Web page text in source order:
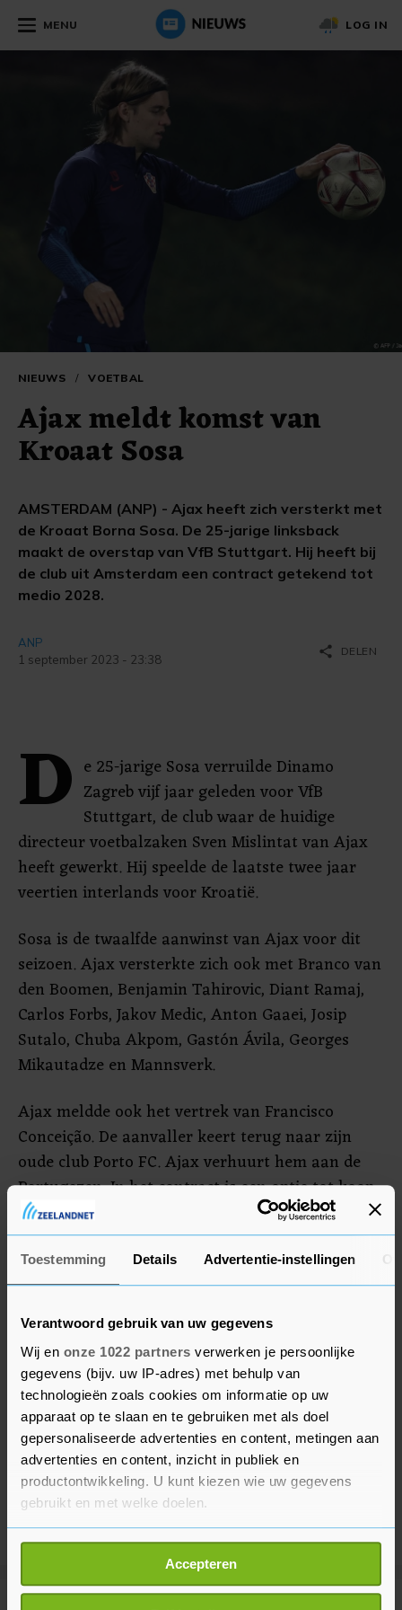
Toestemming Details Advertentie-instellingen
Verantwoord gebruik van uw gegevens
Wij en onze 1022 partners verwerken je persoonlijke
gegevens (bijv. uw IP-adres) met behulp van
technologieën zoals cookies om informatie op uw
apparaat op te slaan en te gebruiken met als doel
gepersonaliseerde advertenties en content, metingen aan
advertenties en content, inzicht in publiek en
productontwikkeling. U kunt kiezen wie uw gegevens
gebruikt en met welke doelen.
Als u het toestaat, willen we ook graag:
Informatie verzamelen over uw geografische
locatie, die tot een paar meter nauwkeurig kan zijn
Accepteren
MENU LOG IN
NIEUWS / VOETBAL
Ajax meldt komst van
Kroaat Sosa
AMSTERDAM (ANP) - Ajax heeft zich versterkt met
de Kroaat Borna Sosa. De 25-jarige linksback
maakt de overstap van VfB Stuttgart. Hij heeft bij
de club uit Amsterdam een contract getekend tot
medio 2028.
ANP
1 september 2023 - 23:38
share DELEN
D e 25-jarige Sosa verruilde Dinamo
Zagreb vijf jaar geleden voor VfB
Stuttgart, de club waar de huidige
directeur voetbalzaken Sven Mislintat van Ajax
heeft gewerkt. Hij speelde de laatste twee jaar
veertien interlands voor Kroatië.
Sosa is de twaalfde aanwinst van Ajax voor dit
seizoen. Ajax versterkte zich ook met Branco van
den Boomen, Benjamin Tahirovic, Diant Ramaj,
Carlos Forbs, Jakov Medic, Anton Gaaei, Josip
Sutalo, Chuba Akpom, Gastón Ávila, Georges
Mikautadze en Mannsverk.
Ajax meldde ook het vertrek van Francisco
Conceição. De aanvaller keert terug naar zijn
oude club Porto FC. Ajax verhuurt hem aan de
Portugezen. In het contract is een optie tot koop
opgenomen.